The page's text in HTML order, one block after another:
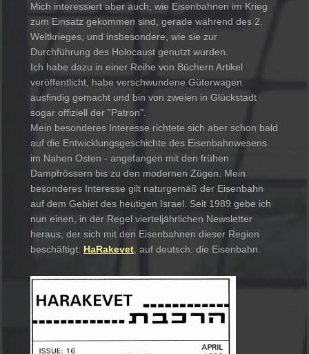
Mich interessiert aber auch, wie Eisenbahnen im Krieg
zum Einsatz gekommen sind, gerade während des 2.
Weltkrieges, und insbesondere, wie sie zur
Durchführung des Holocaust genutzt wurden.
Ich habe dazu in einer Reihe von Büchern Artikel
veröffentlicht, habe verschwundene Güterwagen
ausfindig gemacht und bin von zweien in Glückstadt
sogar offiziell der "Patron".
Mein besonderes Interesse richtete sich aber schon bald
auf die Entwicklungsgeschichte des Eisenbahnwesens
im Nahen Osten - angefangen mit den frühen
Dampfrössern bis zu den modernen Zügen. Mein
besonderes Interesse gilt naturgemäß der Eisenbahn
auf dem Gebiet des heutigen Israel. Seit 1989 gebe ich
nun einen, in der Regel vierteljährlichen Newsletter
heraus, der sich mit den Eisenbahnen dieser Region
beschäftigt: HaRakevet, auf deutsch: die Eisenbahn.